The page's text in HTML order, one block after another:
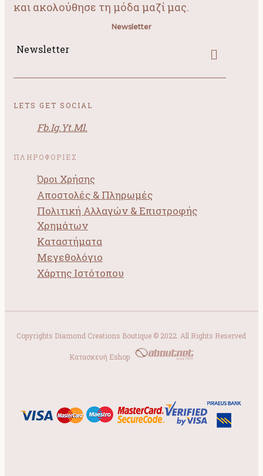
και ακολούθησε τη μόδα μαζί μας.
Newsletter
Newsletter
LETS GET SOCIAL
Fb.Ig.Yt.Ml.
ΠΛΗΡΟΦΟΡΙΕΣ
Όροι Χρήσης
Αποστολές & Πληρωμές
Πολιτική Αλλαγών & Επιστροφής
Χρημάτων
Καταστήματα
Μεγεθολόγιο
Χάρτης Ιστότοπου
Copyrights Diamond Creations Boutique © 2022. All Rights Reserved
Κατασκευή Eshop